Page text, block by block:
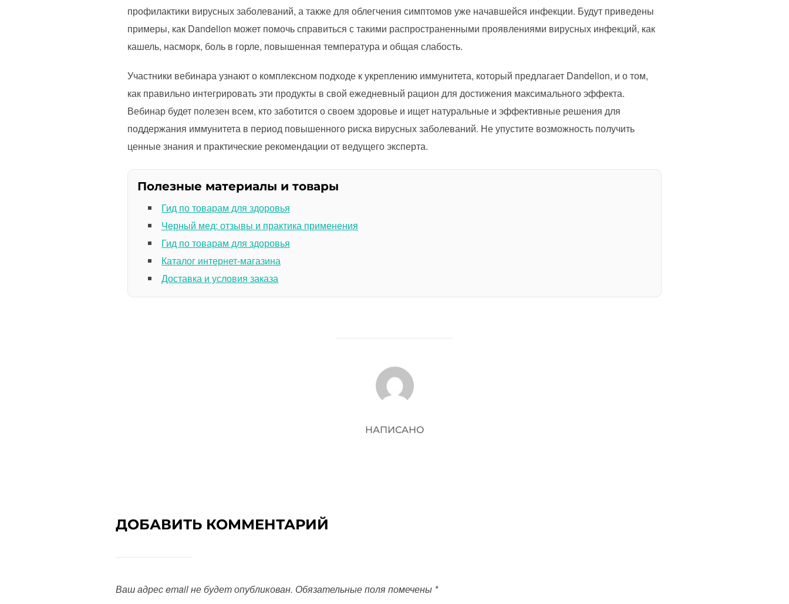
профилактики вирусных заболеваний, а также для облегчения симптомов уже начавшейся инфекции. Будут приведены
примеры, как Dandelion может помочь справиться с такими распространенными проявлениями вирусных инфекций, как
кашель, насморк, боль в горле, повышенная температура и общая слабость.
Участники вебинара узнают о комплексном подходе к укреплению иммунитета, который предлагает Dandelion, и о том,
как правильно интегрировать эти продукты в свой ежедневный рацион для достижения максимального эффекта.
Вебинар будет полезен всем, кто заботится о своем здоровье и ищет натуральные и эффективные решения для
поддержания иммунитета в период повышенного риска вирусных заболеваний. Не упустите возможность получить
ценные знания и практические рекомендации от ведущего эксперта.
Полезные материалы и товары
Гид по товарам для здоровья
Черный мед: отзывы и практика применения
Гид по товарам для здоровья
Каталог интернет-магазина
Доставка и условия заказа
АВТОР ЗАПИСИ
НАПИСАНО
ДОБАВИТЬ КОММЕНТАРИЙ
Ваш адрес email не будет опубликован. Обязательные поля помечены *